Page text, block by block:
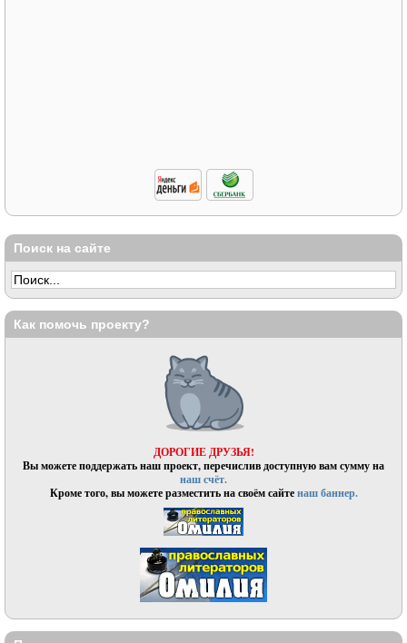
Поиск на сайте
Как помочь проекту?
ДОРОГИЕ ДРУЗЬЯ!
Вы можете поддержать наш проект, перечислив доступную вам сумму на
наш счёт.
Кроме того, вы можете разместить на своём сайтенаш баннер.